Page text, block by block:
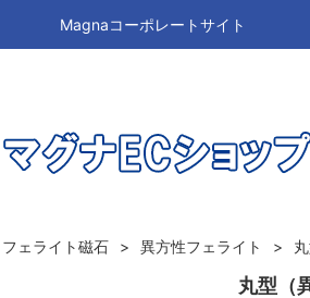
Magnaコーポレートサイト
フェライト磁石 異方性フェライト
丸型（